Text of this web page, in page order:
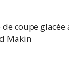
de coupe
Makin